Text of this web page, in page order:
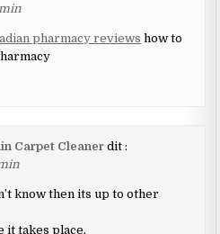
min
pharmacy reviews how to
Carpet Cleaner dit :
know then its up to other
it takes place.